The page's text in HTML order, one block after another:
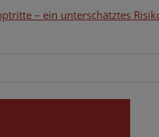
– ein unterschätztes